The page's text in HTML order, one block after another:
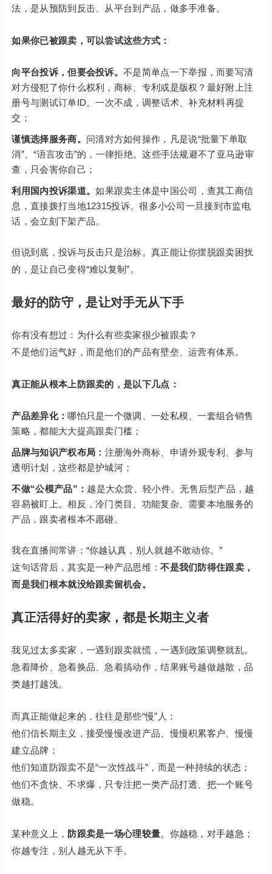
法，是从预防到反击、从平台到产品，做多手准备。
如果你已被跟卖，可以尝试这些方式：
向平台投诉，但要会投诉。不是简单点一下举报，而要写清
对方侵犯了你什么权利，商标、专利或是版权？最好附上注
册号与测试订单ID。一次不成，调整话术、补充材料再提
交；
谨慎选择服务商。 问清对方如何操作，凡是说“批量下单取
消”、“语言攻击”的，一律拒绝。这些手法规避不了亚马逊审
查，只会害你自己；
利用国内投诉渠道。如果跟卖主体是中国公司，查其工商信
息，直接拨打当地12315投诉。很多小公司一旦接到市监电
话，会立刻下架产品。
但说到底，投诉与反击只是治标。真正能让你摆脱跟卖困扰
的，是让自己变得“难以复制”。
最好的防守，是让对手无从下手
你有没有想过：为什么有些卖家很少被跟卖？
不是他们运气好，而是他们的产品有壁垒、运营有体系。
真正能从根本上防跟卖的，是以下几点：
产品差异化：哪怕只是一个微调、一处私模、一套组合销售
策略，都能大大提高跟卖门槛；
品牌与知识产权布局 ： 注册海外商标、申请外观专利、参与
透明计划，这些都是护城河；
不做“公模产品” ： 越是大众货、轻小件、无售后型产品，越
容易被盯上。相反，冷门类目、功能复杂、需要本地服务的
产品，跟卖者根本不愿碰。
我在直播间常讲：“你越认真，别人就越不敢动你。”
这句话背后，其实是一种产品思维：不是我们防得住跟卖，
而是我们根本就没给跟卖留机会。
真正活得好的卖家，都是长期主义者
我见过太多卖家，一遇到跟卖就慌，一遇到政策调整就乱。
急着降价、急着换品、急着搞动作，结果账号越做越散，品
类越打越浅。
而真正能做起来的，往往是那些“慢”人：
他们信长期主义，接受慢慢改进产品、慢慢积累客户、慢慢
建立品牌；
他们知道防跟卖不是“一次性战斗”，而是一种持续的状态；
他们不贪快、不求爆，只专注把一类产品打透、把一个账号
做稳。
某种意义上， 防跟卖是一场心理较量。你越稳，对手越急；
你越专注，别人越无从下手。